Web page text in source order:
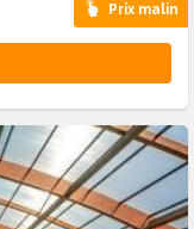
Prix malin